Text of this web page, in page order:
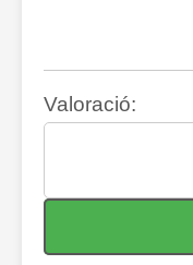
Valoració: